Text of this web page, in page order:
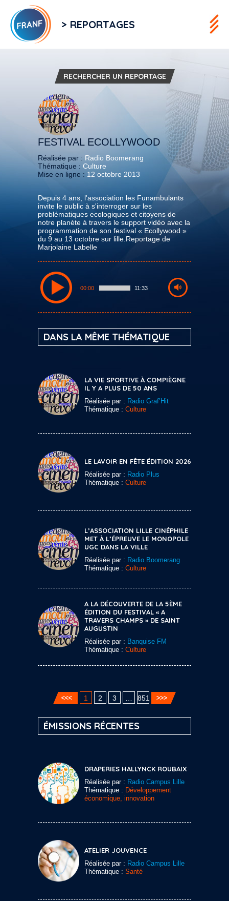
> REPORTAGES
RECHERCHER UN REPORTAGE
FESTIVAL ECOLLYWOOD
Réalisée par : Radio Boomerang
Thématique : Culture
Mise en ligne : 12 octobre 2013
Depuis 4 ans, l'association les Funambulants
invite le public à s'interroger sur les
problématiques ecologiques et citoyens de
notre planète à travers le support vidéo avec la
programmation de son festival « Ecollywood »
du 9 au 13 octobre sur lille.Reportage de
Marjolaine Labelle
00:00 11:33
DANS LA MÊME THÉMATIQUE
LA VIE SPORTIVE À COMPIÈGNE
IL Y A PLUS DE 50 ANS
Réalisée par : Radio Graf’Hit
Thématique : Culture
LE LAVOIR EN FÊTE ÉDITION 2026
Réalisée par : Radio Plus
Thématique : Culture
L’ASSOCIATION LILLE CINÉPHILE
MET À L’ÉPREUVE LE MONOPOLE
UGC DANS LA VILLE
Réalisée par : Radio Boomerang
Thématique : Culture
A LA DÉCOUVERTE DE LA 5ÈME
ÉDITION DU FESTIVAL « A
TRAVERS CHAMPS » DE SAINT
AUGUSTIN
Réalisée par : Banquise FM
Thématique : Culture
1 2 3 851
ÉMISSIONS RÉCENTES
DRAPERIES HALLYNCK ROUBAIX
Réalisée par : Radio Campus Lille
Thématique : Développement
économique, innovation
ATELIER JOUVENCE
Réalisée par : Radio Campus Lille
Thématique : Santé